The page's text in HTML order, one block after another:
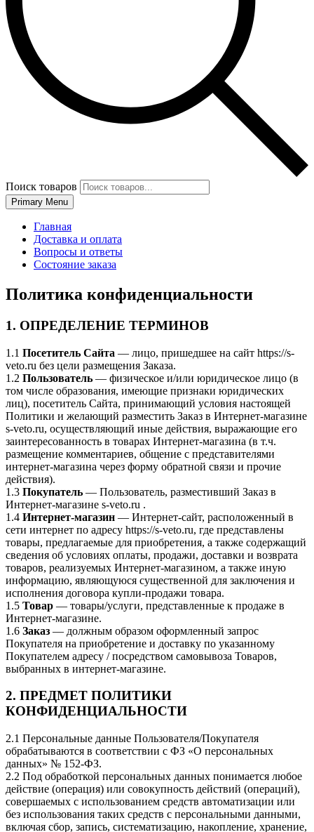
Поиск товаров
Primary Menu
Главная
Доставка и оплата
Вопросы и ответы
Состояние заказа
Политика конфиденциальности
1. ОПРЕДЕЛЕНИЕ ТЕРМИНОВ
1.1 Посетитель Сайта — лицо, пришедшее на сайт https://s-
veto.ru без цели размещения Заказа.
1.2 Пользователь — физическое и/или юридическое лицо (в
том числе образования, имеющие признаки юридических
лиц), посетитель Сайта, принимающий условия настоящей
Политики и желающий разместить Заказ в Интернет-магазине
s-veto.ru, осуществляющий иные действия, выражающие его
заинтересованность в товарах Интернет-магазина (в т.ч.
размещение комментариев, общение с представителями
интернет-магазина через форму обратной связи и прочие
действия).
1.3 Покупатель — Пользователь, разместивший Заказ в
Интернет-магазине s-veto.ru .
1.4 Интернет-магазин — Интернет-сайт, расположенный в
сети интернет по адресу https://s-veto.ru, где представлены
товары, предлагаемые для приобретения, а также содержащий
сведения об условиях оплаты, продажи, доставки и возврата
товаров, реализуемых Интернет-магазином, а также иную
информацию, являющуюся существенной для заключения и
исполнения договора купли-продажи товара.
1.5 Товар — товары/услуги, представленные к продаже в
Интернет-магазине.
1.6 Заказ — должным образом оформленный запрос
Покупателя на приобретение и доставку по указанному
Покупателем адресу / посредством самовывоза Товаров,
выбранных в интернет-магазине.
2. ПРЕДМЕТ ПОЛИТИКИ
КОНФИДЕНЦИАЛЬНОСТИ
2.1 Персональные данные Пользователя/Покупателя
обрабатываются в соответствии с ФЗ «О персональных
данных» № 152-ФЗ.
2.2 Под обработкой персональных данных понимается любое
действие (операция) или совокупность действий (операций),
совершаемых с использованием средств автоматизации или
без использования таких средств с персональными данными,
включая сбор, запись, систематизацию, накопление, хранение,